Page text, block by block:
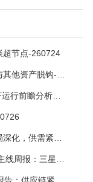
超节点-260724
中银国际-2026年2季度交通运输行业经济运行前瞻分析：地缘冲突致航运和航空景气度分化，交通基础设施板块总体呈现稳健特征-260724